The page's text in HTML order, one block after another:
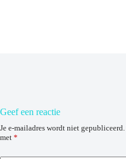
Geef een reactie
Je e-mailadres wordt niet gepubliceerd.
met *